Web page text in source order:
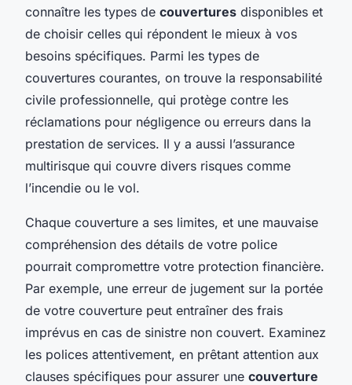
connaître les types de couvertures disponibles et
de choisir celles qui répondent le mieux à vos
besoins spécifiques. Parmi les types de
couvertures courantes, on trouve la responsabilité
civile professionnelle, qui protège contre les
réclamations pour négligence ou erreurs dans la
prestation de services. Il y a aussi l’assurance
multirisque qui couvre divers risques comme
l’incendie ou le vol.
Chaque couverture a ses limites, et une mauvaise
compréhension des détails de votre police
pourrait compromettre votre protection financière.
Par exemple, une erreur de jugement sur la portée
de votre couverture peut entraîner des frais
imprévus en cas de sinistre non couvert. Examinez
les polices attentivement, en prêtant attention aux
clauses spécifiques pour assurer une couverture